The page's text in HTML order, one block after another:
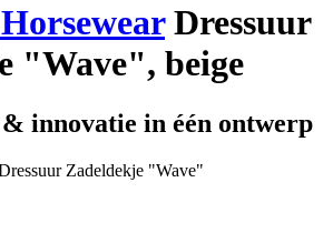
Dressuur
"Wave", beige
innovatie in één ontwerp
Zadeldekje "Wave"